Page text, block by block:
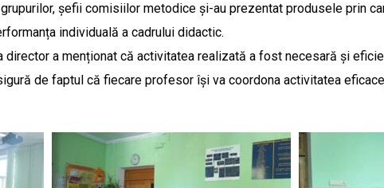
șefii comisiilor metodice și-au prezentat produsele prin
individuală a cadrului didactic.
a menționat că activitatea realizată a fost necesară și
de faptul că fiecare profesor își va coordona activitatea